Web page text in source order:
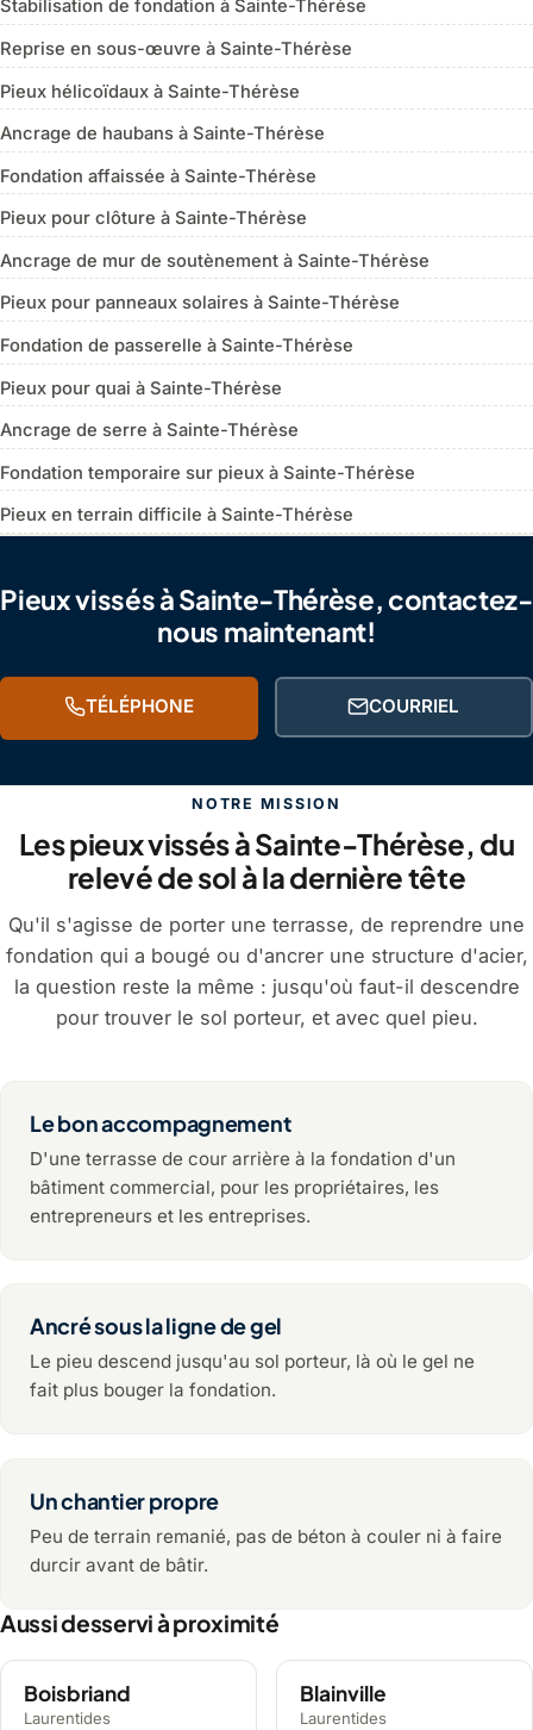
Stabilisation de fondation à Sainte-Thérèse
Reprise en sous-œuvre à Sainte-Thérèse
Pieux hélicoïdaux à Sainte-Thérèse
Ancrage de haubans à Sainte-Thérèse
Fondation affaissée à Sainte-Thérèse
Pieux pour clôture à Sainte-Thérèse
Ancrage de mur de soutènement à Sainte-Thérèse
Pieux pour panneaux solaires à Sainte-Thérèse
Fondation de passerelle à Sainte-Thérèse
Pieux pour quai à Sainte-Thérèse
Ancrage de serre à Sainte-Thérèse
Fondation temporaire sur pieux à Sainte-Thérèse
Pieux en terrain difficile à Sainte-Thérèse
Pieux vissés à Sainte-Thérèse, contactez-
nous maintenant!
TÉLÉPHONE COURRIEL
NOTRE MISSION
Les pieux vissés à Sainte-Thérèse, du
relevé de sol à la dernière tête
Qu'il s'agisse de porter une terrasse, de reprendre une
fondation qui a bougé ou d'ancrer une structure d'acier,
la question reste la même : jusqu'où faut-il descendre
pour trouver le sol porteur, et avec quel pieu.
Le bon accompagnement
D'une terrasse de cour arrière à la fondation d'un
bâtiment commercial, pour les propriétaires, les
entrepreneurs et les entreprises.
Ancré sous la ligne de gel
Le pieu descend jusqu'au sol porteur, là où le gel ne
fait plus bouger la fondation.
Un chantier propre
Peu de terrain remanié, pas de béton à couler ni à faire
durcir avant de bâtir.
Aussi desservi à proximité
Boisbriand
Laurentides
Blainville
Laurentides